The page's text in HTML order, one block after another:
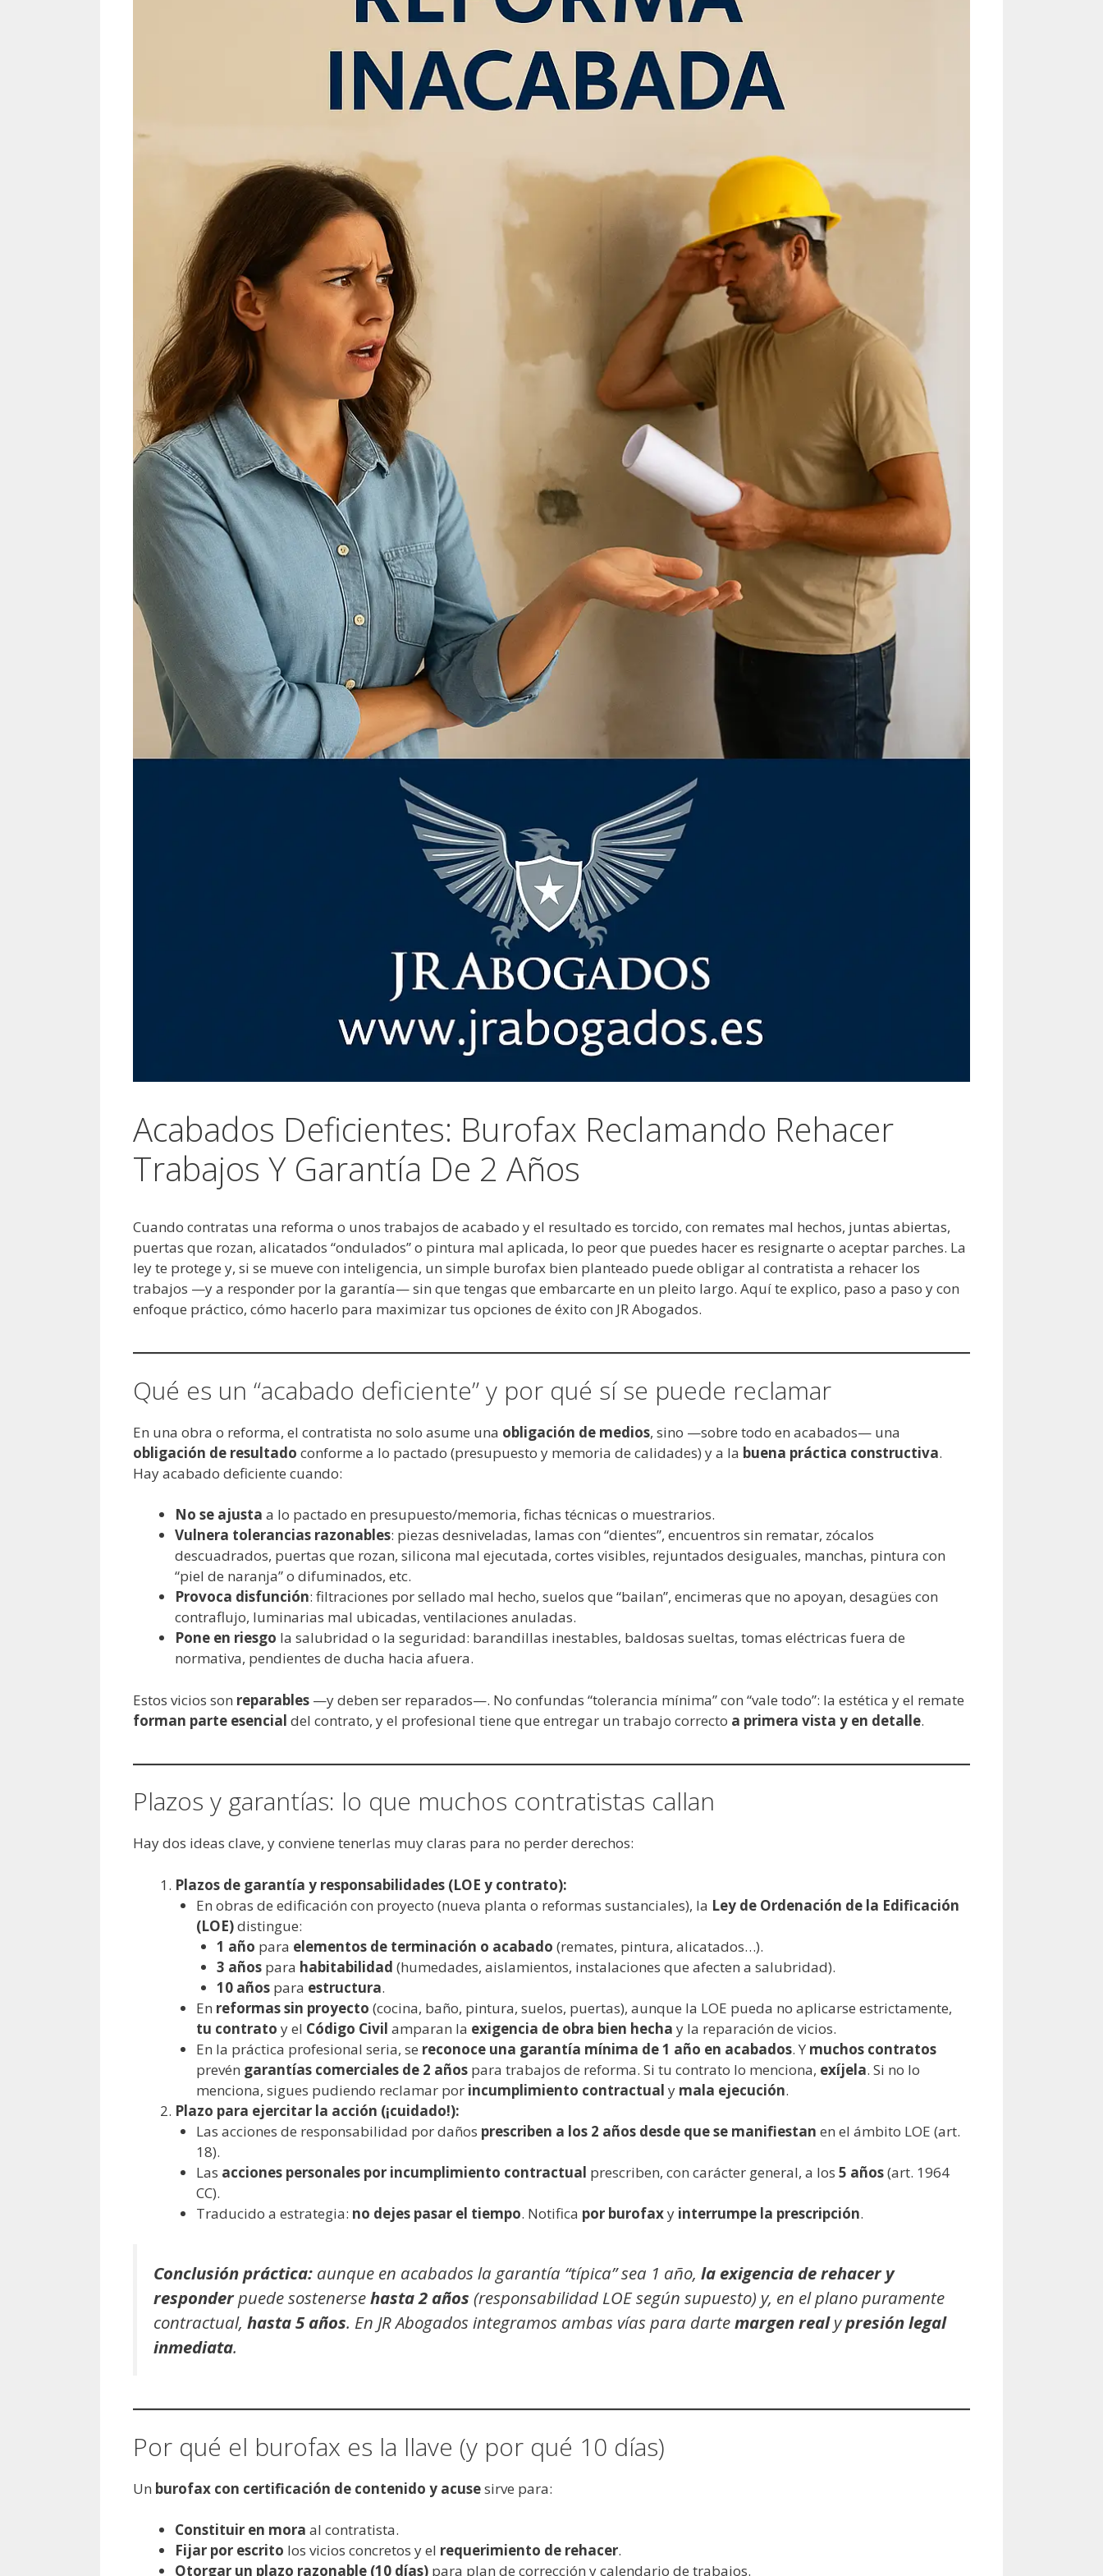
Acabados Deficientes: Burofax Reclamando Rehacer
Trabajos Y Garantía De 2 Años
Cuando contratas una reforma o unos trabajos de acabado y el resultado es torcido, con remates mal hechos, juntas abiertas,
puertas que rozan, alicatados “ondulados” o pintura mal aplicada, lo peor que puedes hacer es resignarte o aceptar parches. La
ley te protege y, si se mueve con inteligencia, un simple burofax bien planteado puede obligar al contratista a rehacer los
trabajos —y a responder por la garantía— sin que tengas que embarcarte en un pleito largo. Aquí te explico, paso a paso y con
enfoque práctico, cómo hacerlo para maximizar tus opciones de éxito con JR Abogados.
Qué es un “acabado deficiente” y por qué sí se puede reclamar
En una obra o reforma, el contratista no solo asume una obligación de medios, sino —sobre todo en acabados— una
obligación de resultado conforme a lo pactado (presupuesto y memoria de calidades) y a la buena práctica constructiva.
Hay acabado deficiente cuando:
No se ajusta a lo pactado en presupuesto/memoria, fichas técnicas o muestrarios.
Vulnera tolerancias razonables: piezas desniveladas, lamas con “dientes”, encuentros sin rematar, zócalos
descuadrados, puertas que rozan, silicona mal ejecutada, cortes visibles, rejuntados desiguales, manchas, pintura con
“piel de naranja” o difuminados, etc.
Provoca disfunción: filtraciones por sellado mal hecho, suelos que “bailan”, encimeras que no apoyan, desagües con
contraflujo, luminarias mal ubicadas, ventilaciones anuladas.
Pone en riesgo la salubridad o la seguridad: barandillas inestables, baldosas sueltas, tomas eléctricas fuera de
normativa, pendientes de ducha hacia afuera.
Estos vicios son reparables —y deben ser reparados—. No confundas “tolerancia mínima” con “vale todo”: la estética y el remate
forman parte esencial del contrato, y el profesional tiene que entregar un trabajo correcto a primera vista y en detalle.
Plazos y garantías: lo que muchos contratistas callan
Hay dos ideas clave, y conviene tenerlas muy claras para no perder derechos:
Plazos de garantía y responsabilidades (LOE y contrato):
En obras de edificación con proyecto (nueva planta o reformas sustanciales), la Ley de Ordenación de la Edificación
(LOE)distingue:
1 año para elementos de terminación o acabado (remates, pintura, alicatados…).
3 años para habitabilidad (humedades, aislamientos, instalaciones que afecten a salubridad).
10 años para estructura.
En reformas sin proyecto (cocina, baño, pintura, suelos, puertas), aunque la LOE pueda no aplicarse estrictamente,
tu contrato y el Código Civil amparan la exigencia de obra bien hecha y la reparación de vicios.
En la práctica profesional seria, se reconoce una garantía mínima de 1 año en acabados. Y muchos contratos
prevén garantías comerciales de 2 añospara trabajos de reforma. Si tu contrato lo menciona, exíjela. Si no lo
menciona, sigues pudiendo reclamar por incumplimiento contractual y mala ejecución.
Plazo para ejercitar la acción (¡cuidado!):
Las acciones de responsabilidad por daños prescriben a los 2 años desde que se manifiestan en el ámbito LOE (art.
18).
Las acciones personales por incumplimiento contractual prescriben, con carácter general, a los 5 años(art. 1964
CC).
Traducido a estrategia: no dejes pasar el tiempo. Notifica por burofaxy interrumpe la prescripción.
Conclusión práctica: aunque en acabados la garantía “típica” sea 1 año, la exigencia de rehacer y
responderpuede sostenersehasta 2 años (responsabilidad LOE según supuesto) y, en el plano puramente
contractual, hasta 5 años. En JR Abogados integramos ambas vías para dartemargen realypresión legal
inmediata.
Por qué el burofax es la llave (y por qué 10 días)
Un burofax con certificación de contenido y acusesirve para:
Constituir en mora al contratista.
Fijar por escrito los vicios concretos y el requerimiento de rehacer.
Otorgar un plazo razonable (10 días) para plan de corrección y calendario de trabajos.